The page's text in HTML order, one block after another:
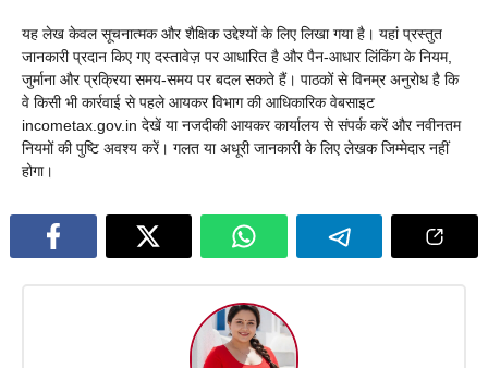
यह लेख केवल सूचनात्मक और शैक्षिक उद्देश्यों के लिए लिखा गया है। यहां प्रस्तुत
जानकारी प्रदान किए गए दस्तावेज़ पर आधारित है और पैन-आधार लिंकिंग के नियम,
जुर्माना और प्रक्रिया समय-समय पर बदल सकते हैं। पाठकों से विनम्र अनुरोध है कि
वे किसी भी कार्रवाई से पहले आयकर विभाग की आधिकारिक वेबसाइट
incometax.gov.in देखें या नजदीकी आयकर कार्यालय से संपर्क करें और नवीनतम
नियमों की पुष्टि अवश्य करें। गलत या अधूरी जानकारी के लिए लेखक जिम्मेदार नहीं
होगा।